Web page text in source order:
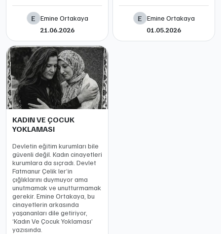
E
Emine Ortakaya
21.06.2026
E
Emine Ortakaya
01.05.2026
KADIN VE ÇOCUK
YOKLAMASI
Devletin eğitim kurumları bile
güvenli değil. Kadın cinayetleri
kurumlara da sıçradı. Devlet
Fatmanur Çelik ler’in
çığlıklarını duymuyor ama
unutmamak ve unutturmamak
gerekir. Emine Ortakaya, bu
cinayetlerin arkasında
yaşananları dile getiriyor,
‘Kadın Ve Çocuk Yoklaması’
yazısında.